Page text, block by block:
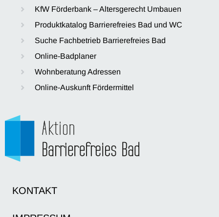
KfW Förderbank – Altersgerecht Umbauen
Produktkatalog Barrierefreies Bad und WC
Suche Fachbetrieb Barrierefreies Bad
Online-Badplaner
Wohnberatung Adressen
Online-Auskunft Fördermittel
KONTAKT